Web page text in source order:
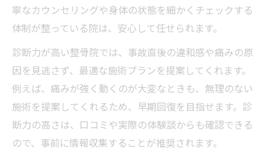
寧なカウンセリングや身体の状態を細かくチェックする
体制が整っている院は、安心して任せられます。
診断力が高い整骨院では、事故直後の違和感や痛みの原
因を見逃さず、最適な施術プランを提案してくれます。
例えば、痛みが強く動くのが大変なときも、無理のない
施術を提案してくれるため、早期回復を目指せます。診
断力の高さは、口コミや実際の体験談からも確認できる
ので、事前に情報収集することが推奨されます。